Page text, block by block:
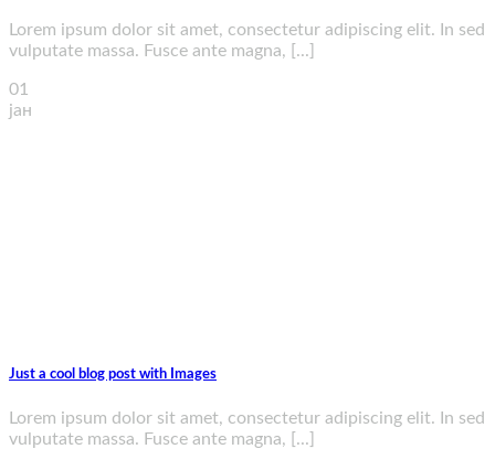
Lorem ipsum dolor sit amet, consectetur adipiscing elit. In sed
vulputate massa. Fusce ante magna, [...]
01
јан
Just a cool blog post with Images
Lorem ipsum dolor sit amet, consectetur adipiscing elit. In sed
vulputate massa. Fusce ante magna, [...]